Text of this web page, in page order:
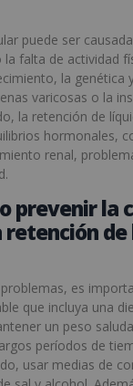
puede ser
falta de actividad
la genética
varicosas o la
la retención de
hormonales,
renal,
prevenir la
de
es
que incluya una
un peso
períodos de
usar medias de